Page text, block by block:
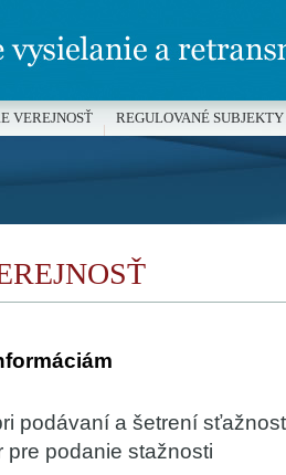
podávaní a šetrení
pre podanie stažnosti
VEREJNOSŤ REGULOVANÉ SUBJEKTY